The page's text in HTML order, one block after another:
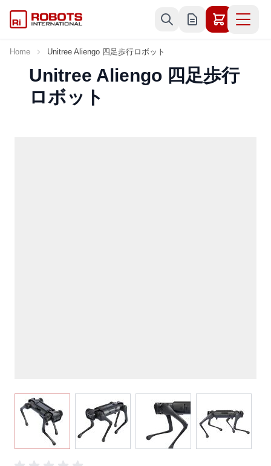
Home Unitree Aliengo 四足歩行ロボット
Unitree Aliengo 四足歩行
ロボット
View larger imageView larger imageView larger image